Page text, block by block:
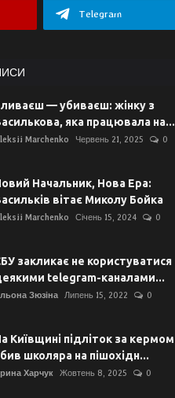
Telegram
— убиваєш: жінку з
яка працювала на...
Marchenko Червень 21, 2025 0
Начальник, Нова Ера:
вітає Миколу Бойка
Marchenko Січень 15, 2024 0
закликає не користуватися
telegram-каналами...
Зюзіна Липень 15, 2022 0
Київщині підліток за кермом
школяра на пішохідн...
Харчук Жовтень 8, 2025 0